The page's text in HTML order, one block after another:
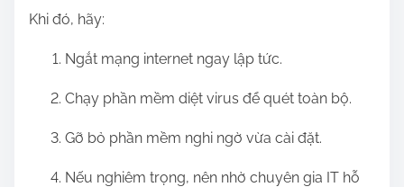
Khi đó, hãy:
Ngắt mạng internet ngay lập tức.
Chạy phần mềm diệt virus để quét toàn bộ.
Gỡ bỏ phần mềm nghi ngờ vừa cài đặt.
Nếu nghiêm trọng, nên nhờ chuyên gia IT hỗ